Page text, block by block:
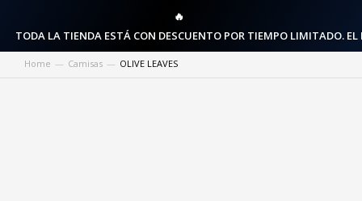
🔥
TODA LA TIENDA ESTÁ CON DESCUENTO POR TIEMPO LIMITADO.
You are here:
Home Camisas OLIVE LEAVES